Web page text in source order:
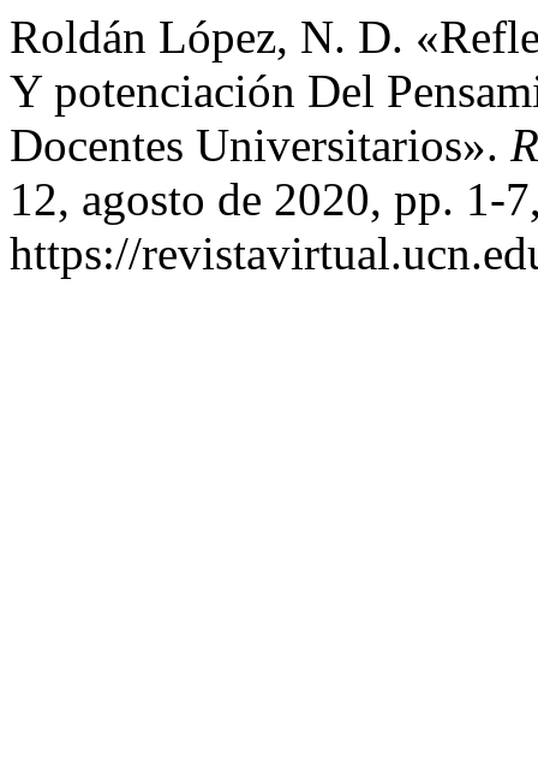
Roldán López, N. D.
Y potenciación Del
Docentes Universitarios».
12, agosto de 2020, pp. 1-
https://